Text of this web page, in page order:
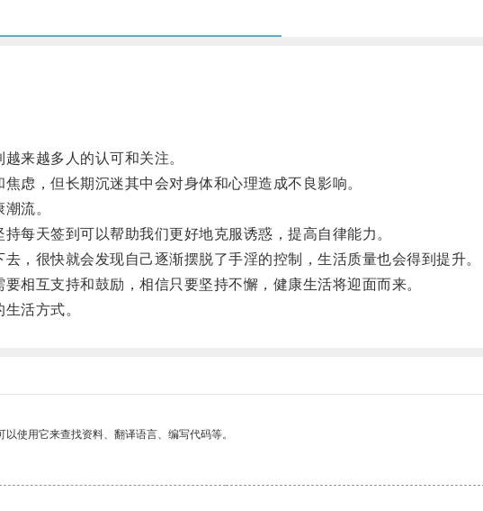
来越多人的认可和关注。
，但长期沉迷其中会对身体和心理造成不良影响。
流。
天签到可以帮助我们更好地克服诱惑，提高自律能力。
很快就会发现自己逐渐摆脱了手淫的控制，生活质量也会得到提升。
互支持和鼓励，相信只要坚持不懈，健康生活将迎面而来。
活方式。
使用它来查找资料、翻译语言、编写代码等。